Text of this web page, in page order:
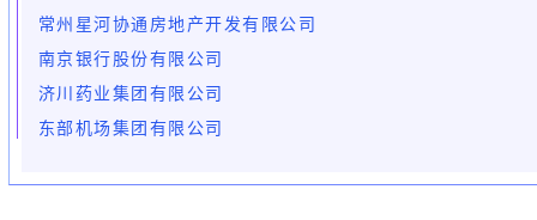
常州星河协通房地产开发有限公司
南京银行股份有限公司
济川药业集团有限公司
东部机场集团有限公司